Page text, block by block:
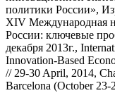
политики России»,
XIV Международная
России: ключевые
декабря 2013г.,
Innovation-Based
// 29-30 April, 2014,
Barcelona (October 23-